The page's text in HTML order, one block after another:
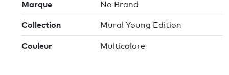
Marque No Brand
Collection Mural Young Edition
Couleur Multicolore